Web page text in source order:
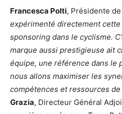
Francesca Polti, Présidente
expérimenté directement
sponsoring dans le cyclisme.
marque aussi prestigieuse ait
équipe, une référence dans le
nous allons maximiser les
compétences et ressources de
Grazia, Directeur Général